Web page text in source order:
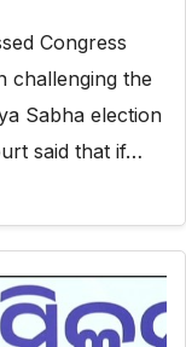
Congress
challenging the
Sabha election
said that if…